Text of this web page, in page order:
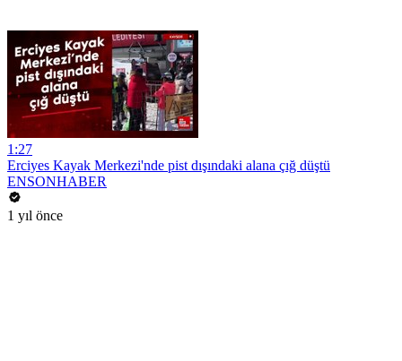
1:27
Erciyes Kayak Merkezi'nde pist dışındaki alana çığ düştü
ENSONHABER
1 yıl önce